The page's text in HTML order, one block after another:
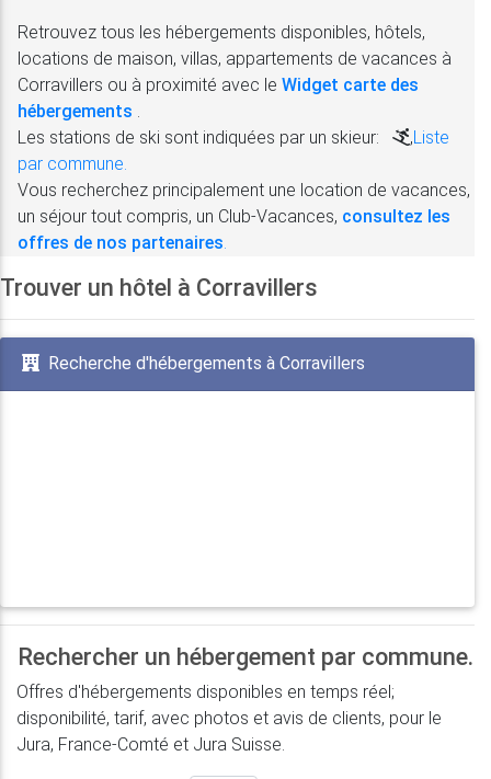
Retrouvez tous les hébergements disponibles, hôtels,
locations de maison, villas, appartements de vacances à
Corravillers ou à proximité avec le Widget carte des
hébergements
Les stations de ski sont indiquées par un skieur:
,Liste
par commune.
Vous recherchez principalement une location de vacances,
un séjour tout compris, un Club-Vacances, consultez les
offres de nos partenaires
Trouver un hôtel à Corravillers
Recherche d'hébergements à Corravillers
Rechercher un hébergement par commune.
Offres d'hébergements disponibles en temps réel;
disponibilité, tarif, avec photos et avis de clients, pour le
Jura, France-Comté et Jura Suisse.